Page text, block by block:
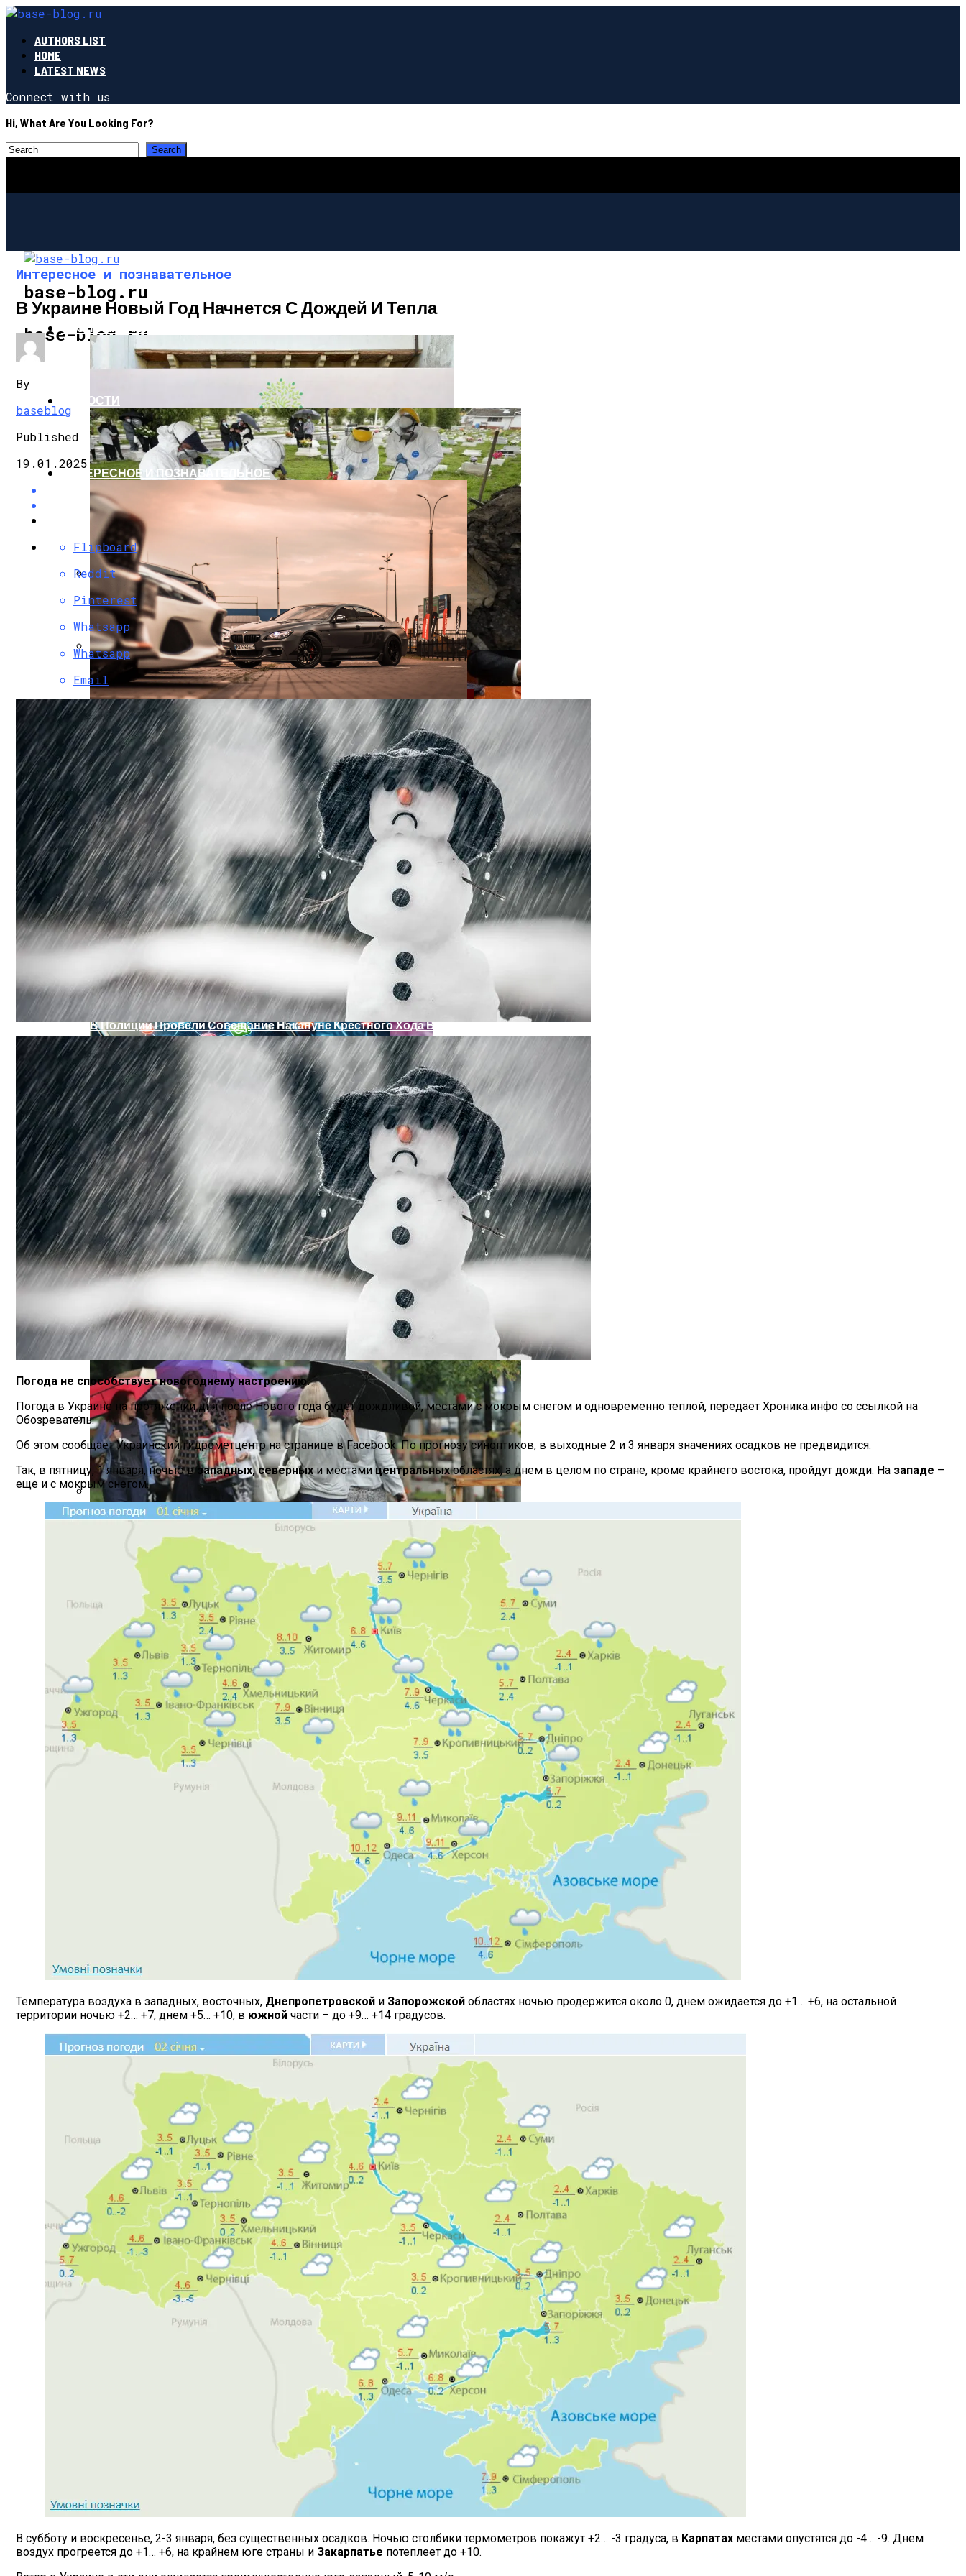
AUTHORS LIST
HOME
LATEST NEWS
Connect with us
Hi, What Are You Looking For?
base-blog.ru
base-blog.ru
ЭКОНОМИКА И ПОЛИТИКА
G7 Договорились Регулировать Искусственный Интеллект
Растущая Концентрация Власти В Руках Си Цзиньпина: Мир Не Обмануть
Военные Рельсы Спасут Британскую Экономику?
На Какую Зарплату Могут Рассчитывать Украинцы За Рубежом: Советы Для Беженцев
Международная Реакция На Тарифы Трампа: Что Стоит На Кону
НОВОСТИ
Коронавирус В США Оказался Смертоноснее «испанки» 1918 Года
Извержение Вулкана На Юге Исландии: Чрезвычайное Положение И Эвакуация
Индия Не Будет Спрашивать Разрешения На Запуск Моделей ИИ
Вредно, Но Выгодно: В США Запрет На Асбест Приняли Только Сейчас
Кризис Безопасности На Гаити: Ужасающая Реальность Безнадежной Обстановки
ИНТЕРЕСНОЕ И ПОЗНАВАТЕЛЬНОЕ
В Киеве Устроили Пробег Суперкаров
В Полиции Провели Совещание Накануне Крестного Хода В Киеве
Как Сочетать Вина С Салатами: Делится Опытом АЛКОМАГ
В Киеве Вновь Ожидаются Дожди
«Укрзализныця» Разозлила Украинцев Стаканами За Полтора Миллиона Гривен
Интересное и познавательное
В Украине Новый Год Начнется С Дождей И Тепла
By
baseblog
Published
19.01.2025
Flipboard
Reddit
Pinterest
Whatsapp
Whatsapp
Email
Погода не способствует новогоднему настроению.
Погода в Украине на протяжении дня после Нового года будет дождливой, местами с мокрым снегом и одновременно теплой, передает Хроника.инфо со ссылкой на
Обозреватель.
Об этом сообщает Украинский гидрометцентр на странице в Facebook. По прогнозу синоптиков, в выходные 2 и 3 января значениях осадков не предвидится.
Так, в пятницу, 1 января, ночью в западных, северныхи местамицентральныхобластях, а днем в целом по стране, кроме крайнего востока, пройдут дожди. На западе –
еще и с мокрым снегом.
Температура воздуха в западных, восточных, Днепропетровской и Запорожской областях ночью продержится около 0, днем ожидается до +1… +6, на остальной
территории ночью +2… +7, днем +5… +10, в южной части – до +9… +14 градусов.
В субботу и воскресенье, 2-3 января, без существенных осадков. Ночью столбики термометров покажут +2… -3 градуса, в Карпатах местами опустятся до -4… -9. Днем
воздух прогреется до +1… +6, на крайнем юге страны и Закарпатье потеплеет до +10.